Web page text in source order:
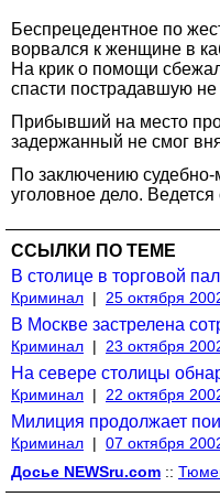
Беспрецедентное по
ворвался к женщине в
На крик о помощи
спасти пострадавшую
Прибывший на место
задержанный не смог
По заключению
уголовное дело. Ведется
ССЫЛКИ ПО ТЕМЕ
В столице в торговой
Криминал | 25 октября 2002
В Москве застрелена
Криминал | 23 октября 2002
На севере столицы
Криминал | 22 октября 2002
Милиция продолжает
Криминал | 07 октября 2002
Досье NEWSru.com ::